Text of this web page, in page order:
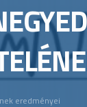
eredményei